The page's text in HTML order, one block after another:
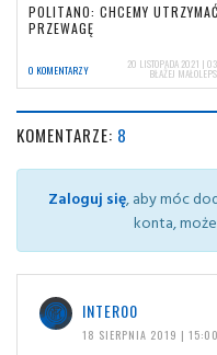
POLITANO: CHCEMY UTRZYMAĆ
PRZEWAGĘ
0 KOMENTARZY 20 LISTOPADA 2021 |
BŁAŻEJ
KOMENTARZE: 8
Zaloguj się, aby móc
konta,
INTER00
18 SIERPNIA 2019 | 15:00